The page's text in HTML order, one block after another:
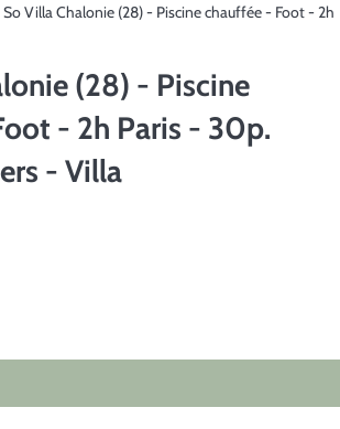
So Villa Chalonie (28) - Piscine chauffée - Foot - 2h
(28) - Piscine
- 2h Paris - 30p.
- Villa